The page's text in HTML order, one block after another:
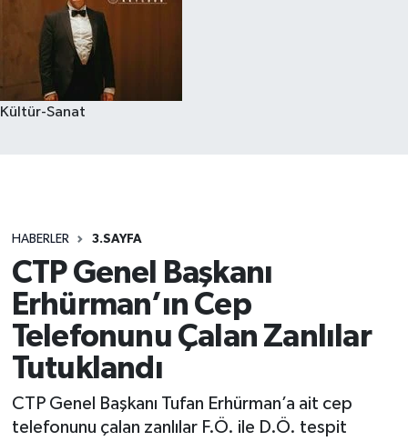
Kültür-Sanat
HABERLER 3.SAYFA
CTP Genel Başkanı
Erhürman’ın Cep
Telefonunu Çalan Zanlılar
Tutuklandı
CTP Genel Başkanı Tufan Erhürman’a ait cep
telefonunu çalan zanlılar F.Ö. ile D.Ö. tespit